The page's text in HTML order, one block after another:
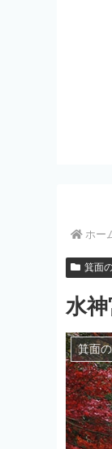
ホー
箕面
水神
箕面